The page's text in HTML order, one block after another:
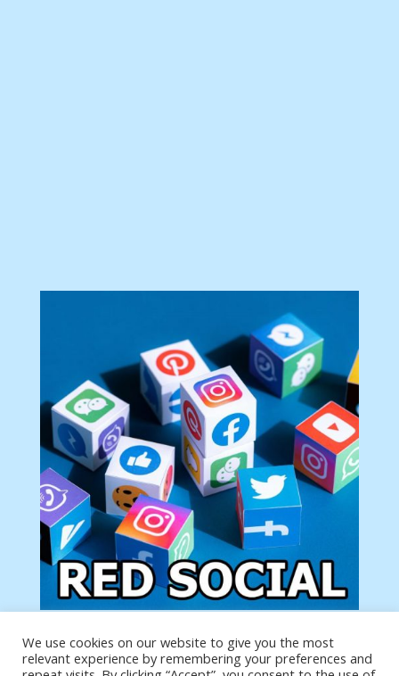
Tu anuncio va aquí
Podemos poner tu anuncio aquí con un link de tu
We use cookies on our website to give you the most
relevant experience by remembering your preferences and